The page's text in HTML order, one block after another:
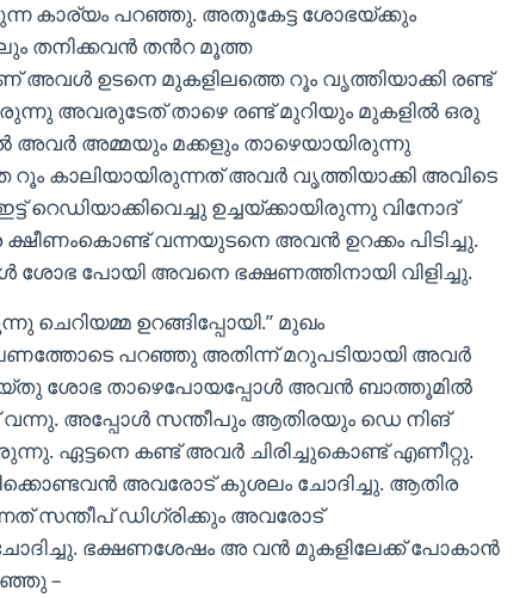
കാര്യം പറഞ്ഞു. അതുകേട്ട ശോഭയ്ക്കും
തനിക്കവൻ തൻറ മൂത്ത
അവൾ ഉടനെ മുകളിലത്തെ റൂം വൃത്തിയാക്കി രണ്ട്
അവരുടേത് താഴെ രണ്ട് മുറിയും മുകളിൽ ഒരു
അവർ അമ്മയും മക്കളും താഴെയായിരുന്നു
റൂം കാലിയായിരുന്നത് അവർ വൃത്തിയാക്കി അവിടെ
റെഡിയാക്കിവെച്ചു ഉച്ചയ്ക്കായിരുന്നു വിനോദ്
വന്നയുടനെ അവൻ ഉറക്കം പിടിച്ചു.
ശോഭ പോയി അവനെ ഭക്ഷണത്തിനായി വിളിച്ചു.
ഉറങ്ങിപ്പോയി.” മുഖം
പറഞ്ഞു അതിന്ന് മറുപടിയായി അവർ
ശോഭ താഴെപോയപ്പോൾ അവൻ ബാത്തൂമിൽ
വന്നു. അപ്പോൾ സന്തീപും ആതിരയും ഡെ നിങ്
ഏട്ടനെ കണ്ട് അവർ ചിരിച്ചുകൊണ്ട് എണീറ്റു.
അവരോട് കുശലം ചോദിച്ചു. ആതിര
സന്തീപ് ഡിഗ്രിക്കും അവരോട്
ചോദിച്ചു. ഭക്ഷണശേഷം അ വൻ മുകളിലേക്ക് പോകാൻ
–